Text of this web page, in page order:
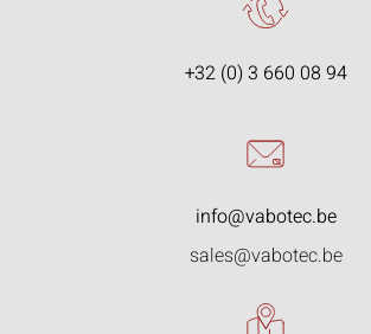
+32 (0) 3 660 08 94
info@vabotec.be
sales@vabotec.be